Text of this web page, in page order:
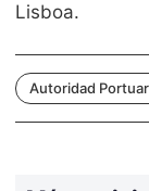
Lisboa.
Autoridad